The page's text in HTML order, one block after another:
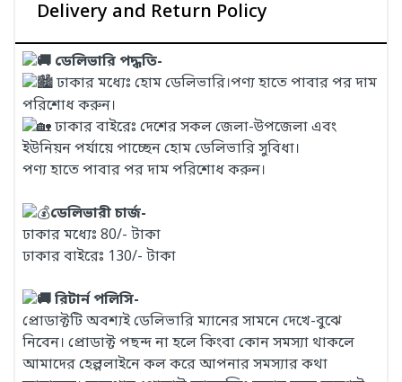
Delivery and Return Policy
ডেলিভারি পদ্ধতি-
ঢাকার মধ্যেঃ হোম ডেলিভারি।পণ্য হাতে পাবার পর দাম
পরিশোধ করুন।
ঢাকার বাইরেঃ দেশের সকল জেলা-উপজেলা এবং
ইউনিয়ন পর্যায়ে পাচ্ছেন হোম ডেলিভারি সুবিধা।
পণ্য হাতে পাবার পর দাম পরিশোধ করুন।
ডেলিভারী চার্জ-
ঢাকার মধ্যেঃ 80/- টাকা
ঢাকার বাইরেঃ 130/- টাকা
রিটার্ন পলিসি-
প্রোডাক্টটি অবশ্যই ডেলিভারি ম্যানের সামনে দেখে-বুঝে
নিবেন। প্রোডাক্ট পছন্দ না হলে কিংবা কোন সমস্যা থাকলে
আমাদের হেল্পলাইনে কল করে আপনার সমস্যার কথা